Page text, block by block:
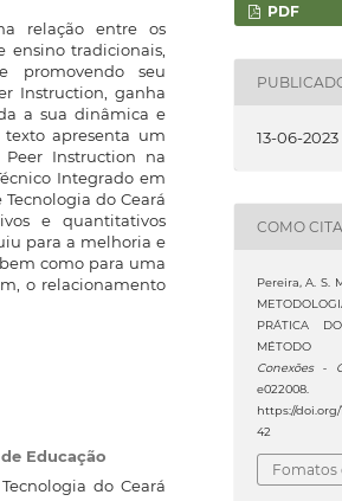
relação entre os
ensino tradicionais,
promovendo seu
Instruction, ganha
a sua dinâmica e
texto apresenta um
Instruction na
Integrado em
do Ceará
e quantitativos
para a melhoria e
como para uma
o relacionamento
Educação
do Ceará
PDF
13-06-2023
COMO
Pereira, A. S.
PRÁTICA
MÉTODO
Conexões -
e022008.
https://doi.org/
42
Fomatos